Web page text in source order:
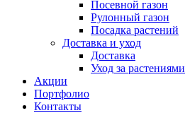
Посевной газон
Рулонный газон
Посадка растений
Доставка и уход
Доставка
Уход за растениями
Акции
Портфолио
Контакты